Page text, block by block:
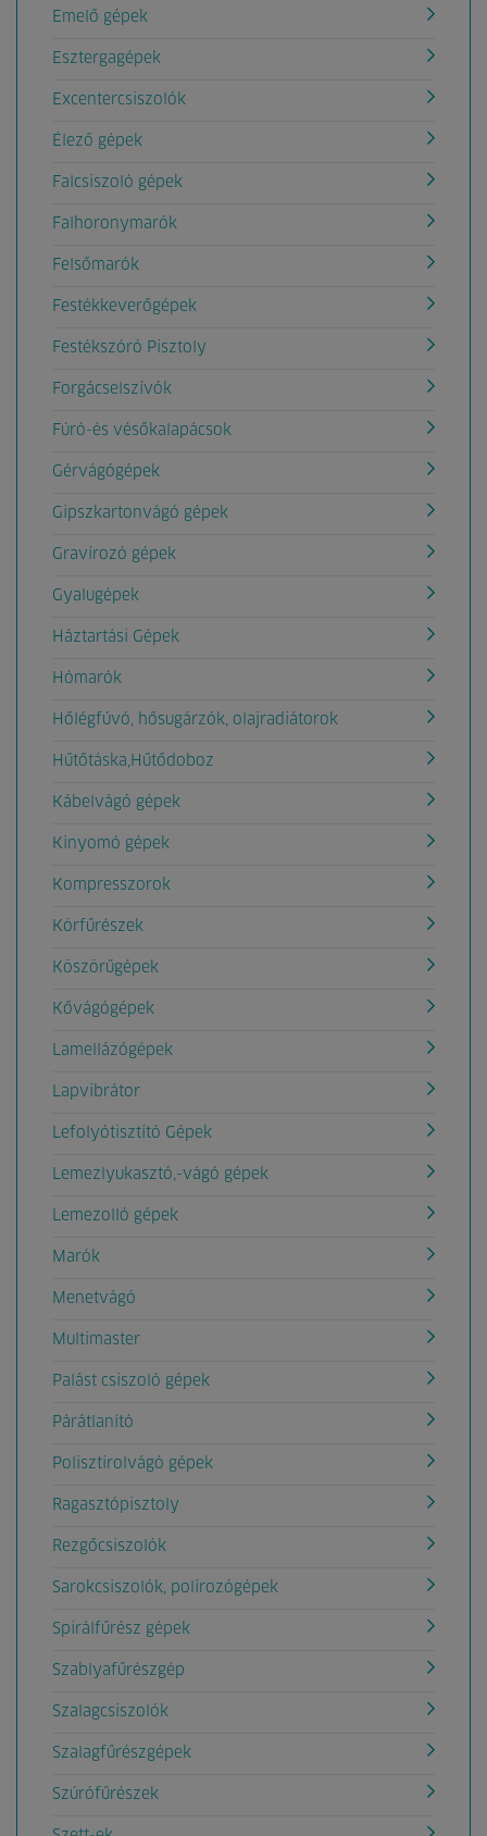
Emelő gépek
Esztergagépek
Excentercsiszolók
Élező gépek
Falcsiszoló gépek
Falhoronymarók
Felsőmarók
Festékkeverőgépek
Festékszóró Pisztoly
Forgácselszívók
Fúró-és vésőkalapácsok
Gérvágógépek
Gipszkartonvágó gépek
Gravírozó gépek
Gyalugépek
Háztartási Gépek
Hómarók
Hőlégfúvó, hősugárzók, olajradiátorok
Hűtőtáska,Hűtődoboz
Kábelvágó gépek
Kinyomó gépek
Kompresszorok
Körfűrészek
Köszörűgépek
Kővágógépek
Lamellázógépek
Lapvibrátor
Lefolyótisztító Gépek
Lemezlyukasztó,-vágó gépek
Lemezolló gépek
Marók
Menetvágó
Multimaster
Palást csiszoló gépek
Párátlanító
Polisztirolvágó gépek
Ragasztópisztoly
Rezgőcsiszolók
Sarokcsiszolók, polírozógépek
Spirálfűrész gépek
Szablyafűrészgép
Szalagcsiszolók
Szalagfűrészgépek
Szúrófűrészek